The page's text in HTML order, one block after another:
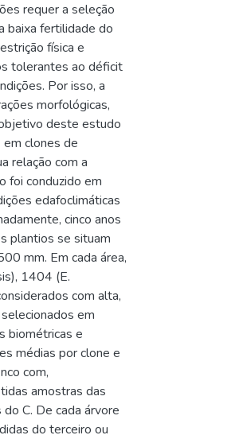
requer a seleção
baixa fertilidade do
física e
tolerantes ao déficit
Por isso, a
morfológicas,
deste estudo
clones de
relação com a
foi conduzido em
edafoclimáticas
cinco anos
plantios se situam
mm. Em cada área,
1404 (E.
com alta,
em
biométricas e
médias por clone e
com,
amostras das
C. De cada árvore
do terceiro ou